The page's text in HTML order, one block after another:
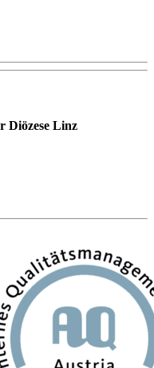
Diözese Linz